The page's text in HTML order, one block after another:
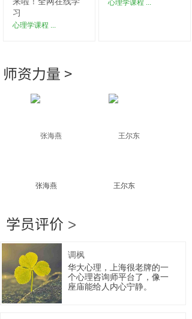
习
心理学课程 ...
心理学课程 ...
师资力量 >
张海燕 王尔东
学员评价 >
调枫
华大心理，上海很老牌的一
个心理咨询师平台了，像一
座庙能给人内心宁静。